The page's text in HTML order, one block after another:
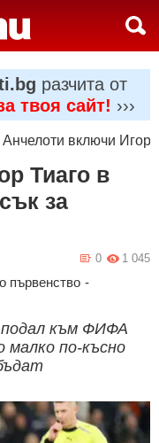
разчита от
твоя сайт! ›››
Анчелоти включи Игор
Тиаго в
за
1 045
0
първенство -
към ФИФА
по-късно